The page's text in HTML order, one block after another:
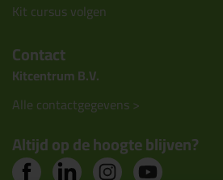
Kit cursus volgen
Contact
Kitcentrum B.V.
Alle contactgegevens >
Altijd op de hoogte blijven?